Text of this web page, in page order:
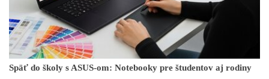
Späť do školy s ASUS-om: Notebooky pre študentov aj rodiny